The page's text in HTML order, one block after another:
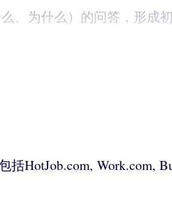
、为什么）的问答，形成
HotJob.com, Work.com,